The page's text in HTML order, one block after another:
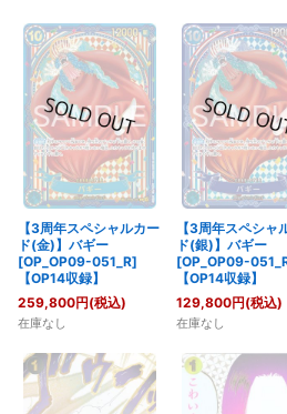
並び順:
絞り込む
【3周年スペシャルカー
ド(金)】バギー
[OP_OP09-051_R]
【OP14収録】
259,800円(税込)
在庫なし
【3周年スペシャ
ド(銀)】バギー
[OP_OP09-
【OP14収録】
129,800円(税込)
在庫なし